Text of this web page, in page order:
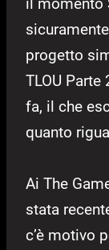
progetto
TLOU
fa, il che
quanto
Ai The
stata
c’è motivo